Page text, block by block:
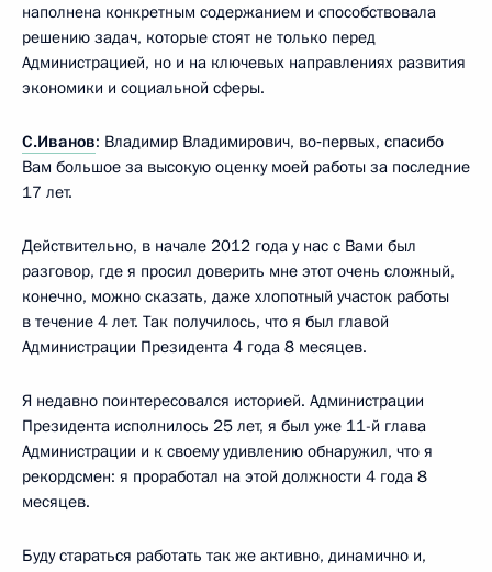
наполнена конкретным содержанием и способствовала
решению задач, которые стоят не только перед
Администрацией, но и на ключевых направлениях развития
экономики и социальной сферы.
С.Иванов: Владимир Владимирович, во‑первых, спасибо
Вам большое за высокую оценку моей работы за последние
17 лет.
Действительно, в начале 2012 года у нас с Вами был
разговор, где я просил доверить мне этот очень сложный,
конечно, можно сказать, даже хлопотный участок работы
в течение 4 лет. Так получилось, что я был главой
Администрации Президента 4 года 8 месяцев.
Я недавно поинтересовался историей. Администрации
Президента исполнилось 25 лет, я был уже 11-й глава
Администрации и к своему удивлению обнаружил, что я
рекордсмен: я проработал на этой должности 4 года 8
месяцев.
Буду стараться работать так же активно, динамично и,